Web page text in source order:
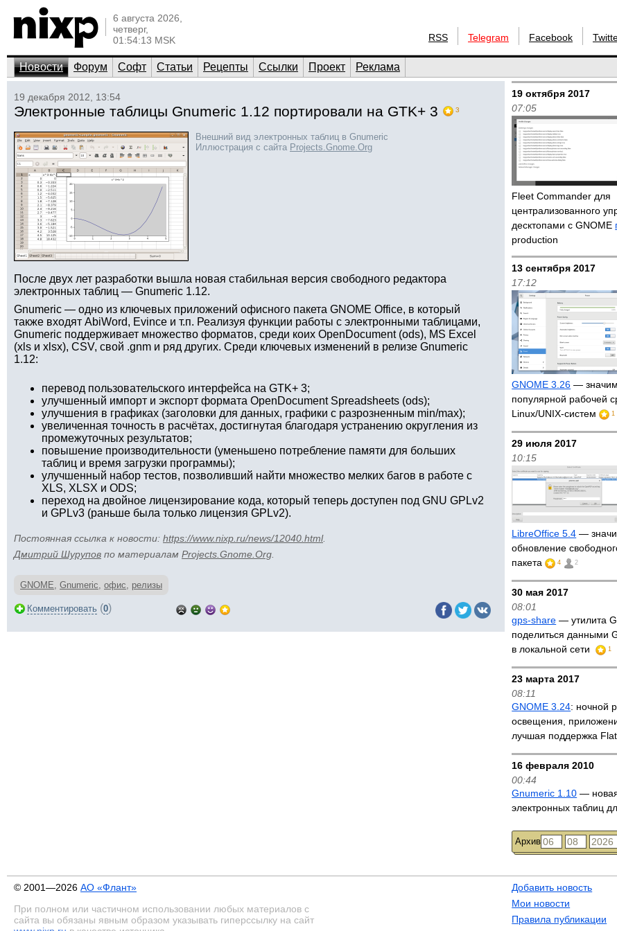
6 августа 2026,
четверг,
01:54:13 MSK
RSS Telegram Facebook
Новости Форум Софт Статьи Рецепты Ссылки Проект Реклама
19 декабря 2012, 13:54
Электронные таблицы Gnumeric 1.12 портировали на GTK+ 3 3
Внешний вид электронных таблиц в Gnumeric
Иллюстрация с сайта Projects.Gnome.Org
После двух лет разработки вышла новая стабильная версия свободного редактора
электронных таблиц — Gnumeric 1.12.
Gnumeric — одно из ключевых приложений офисного пакета GNOME Office, в который
также входят AbiWord, Evince и т.п. Реализуя функции работы с электронными таблицами,
Gnumeric поддерживает множество форматов, среди коих OpenDocument (ods), MS Excel
(xls и xlsx), CSV, свой .gnm и ряд других. Среди ключевых изменений в релизе Gnumeric
1.12:
перевод пользовательского интерфейса на GTK+ 3;
улучшенный импорт и экспорт формата OpenDocument Spreadsheets (ods);
улучшения в графиках (заголовки для данных, графики с разрозненным min/max);
увеличенная точность в расчётах, достигнутая благодаря устранению округления из
промежуточных результатов;
повышение производительности (уменьшено потребление памяти для больших
таблиц и время загрузки программы);
улучшенный набор тестов, позволивший найти множество мелких багов в работе с
XLS, XLSX и ODS;
переход на двойное лицензирование кода, который теперь доступен под GNU GPLv2
и GPLv3 (раньше была только лицензия GPLv2).
Постоянная ссылка к новости: https://www.nixp.ru/news/12040.html.
Дмитрий Шурупов по материалам Projects.Gnome.Org
GNOME, Gnumeric, офис, релизы
Комментировать (0)
19 октября 2017
07:05
Fleet Commander для
централизованного
десктопами с GNOME
production
13 сентября 2017
17:12
GNOME 3.26 —
популярной рабочей
Linux/UNIX-систем
1
29 июля 2017
10:15
LibreOffice 5.4 —
обновление
пакета
4 2
30 мая 2017
08:01
gps-share — утилита
поделиться данными
в локальной сети
1
23 марта 2017
08:11
GNOME 3.24: ночной
освещения,
лучшая поддержка
16 февраля 2010
00:44
Gnumeric 1.10 —
электронных таблиц
Архив
© 2001—2026 АО «Флант»
При полном или частичном использовании любых материалов с
сайта вы обязаны явным образом указывать гиперссылку на сайт
Добавить новость
Мои новости
Правила публикации